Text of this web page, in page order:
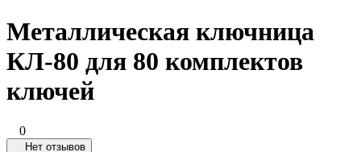
Металлическая ключница
КЛ-80 для 80 комплектов
ключей
0
Нет отзывов